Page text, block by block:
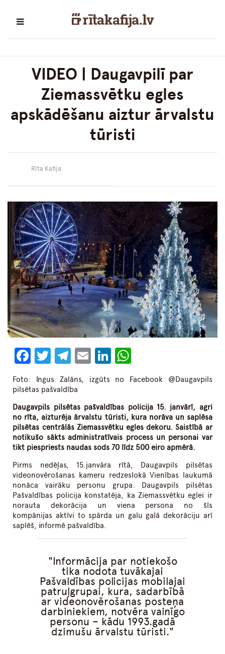
VIDEO | Daugavpilī par
Ziemassvētku egles
apskādēšanu aiztur ārvalstu
tūristi
Rīta Kafija
Facebook
Twitter
Telegram
EmailLinkedIn
Foto: Ingus Zalāns, izgūts no Facebook @Daugavpils
pilsētas pašvaldība
Daugavpils pilsētas pašvaldības policija 15. janvārī, agri
no rīta, aizturēja ārvalstu tūristi, kura norāva un saplēsa
pilsētas centrālās Ziemassvētku egles dekoru. Saistībā ar
notikušo sākts administratīvais process un personai var
tikt piespriests naudas sods 70 līdz 500 eiro apmērā.
Pirms nedēļas, 15.janvāra rītā, Daugavpils pilsētas
videonovērošanas kameru redzeslokā Vienības laukumā
nonāca vairāku personu grupa. Daugavpils pilsētas
Pašvaldības policija konstatēja, ka Ziemassvētku eglei ir
norauta dekorācija un viena persona no šīs
kompānijas aktīvi to spārda un galu galā dekorāciju arī
saplēš, informē pašvaldība.
Informācija par notiekošo
tika nodota tuvākajai
Pašvaldības policijas mobilajai
patruļgrupai, kura, sadarbībā
ar videonovērošanas posteņa
darbiniekiem, notvēra vainīgo
personu – kādu 1993.gadā
dzimušu ārvalstu tūristi.